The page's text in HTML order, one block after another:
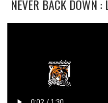
NEVER BACK DOWN :